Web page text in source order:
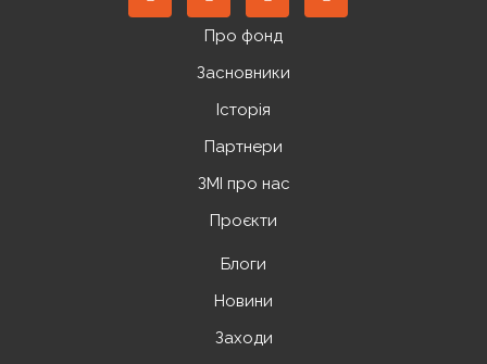
Про фонд
Засновники
Історія
Партнери
ЗМІ про нас
Проєкти
Блоги
Новини
Заходи